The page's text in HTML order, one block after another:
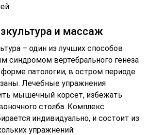
и массаж
– один из лучших способов
синдромом вертебрального генеза
патологии, в остром периоде
Лечебные упражнения
мышечный корсет, избежать
столба. Комплекс
индивидуально, и состоит из
упражнений: